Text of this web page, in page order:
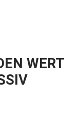
WERT